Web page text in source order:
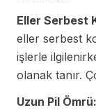
Eller Serbest
eller serbest
işlerle
olanak tanır.
Uzun Pil Ömrü: